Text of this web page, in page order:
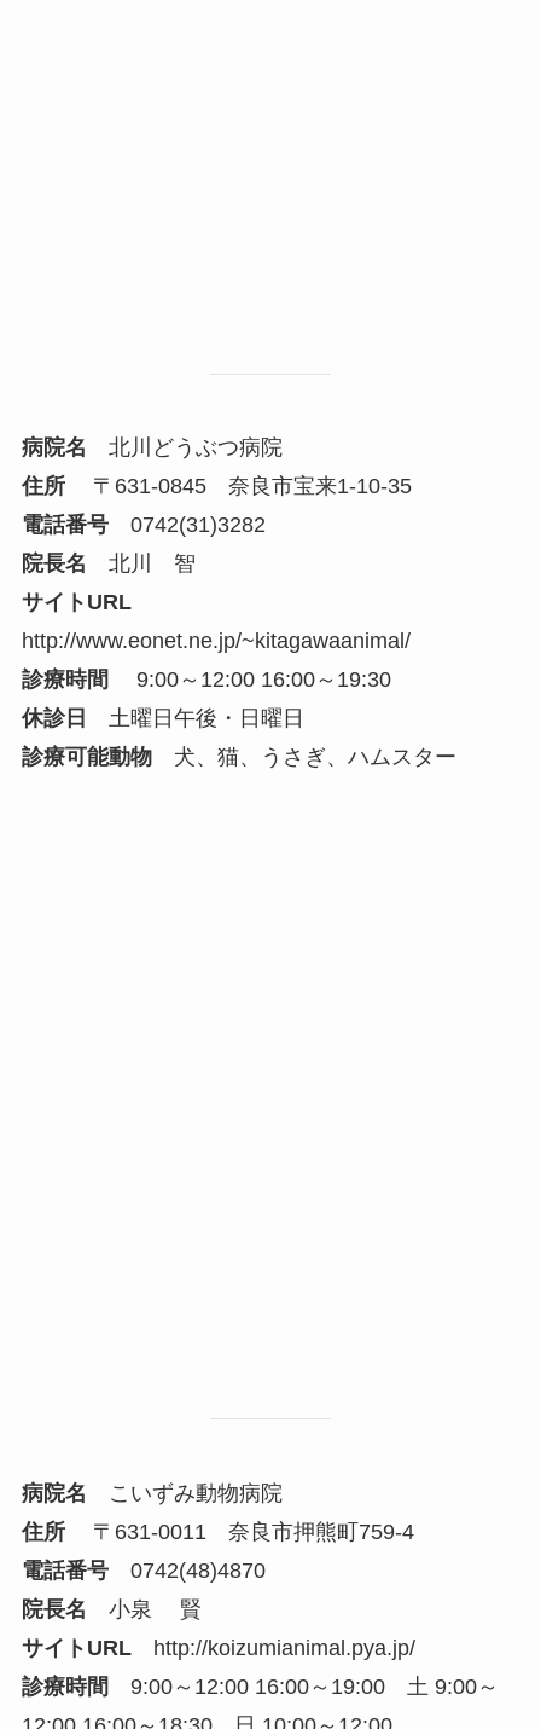
病院名 北川どうぶつ病院
住所〒631-0845 奈良市宝来1-10-35
電話番号0742(31)3282
院長名 北川 智
サイトURL
http://www.eonet.ne.jp/~kitagawaanimal/
診療時間 9:00～12:00 16:00～19:30
休診日
土曜日午後・日曜日
診療可能動物犬、猫、うさぎ、ハムスター
病院名 こいずみ動物病院
住所〒631-0011 奈良市押熊町759-4
電話番号0742(48)4870
院長名 小泉 賢
サイトURL
http://koizumianimal.pya.jp/
診療時間 9:00～12:00 16:00～19:00 土 9:00～